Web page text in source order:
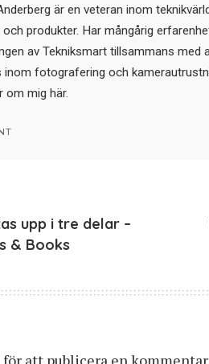
är en veteran inom
och produkter. Har mångårig
av Tekniksmart tillsammans med
inom fotografering och
om mig här.
upp i tre delar –
& Books